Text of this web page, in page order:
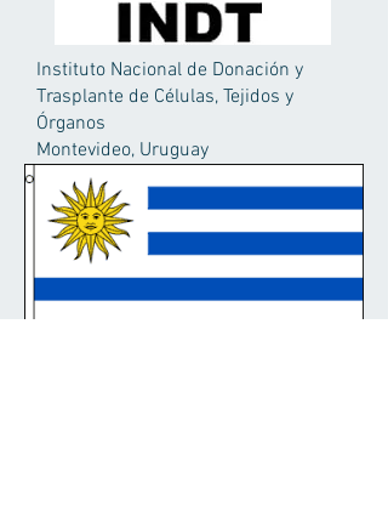
Instituto Nacional de Donación y
Trasplante de Células, Tejidos y
Órganos
Montevideo, Uruguay
Uruguay